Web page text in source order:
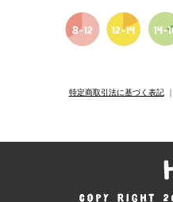
特定商取引法に基づく表記｜